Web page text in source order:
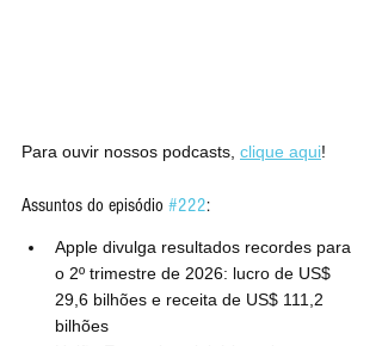
Para ouvir nossos podcasts, clique aqui!
Assuntos do episódio #222:
Apple divulga resultados recordes para
o 2º trimestre de 2026: lucro de US$
29,6 bilhões e receita de US$ 111,2
bilhões